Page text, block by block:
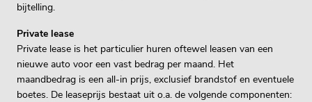
bijtelling.
Private lease
Private lease is het particulier huren oftewel leasen van een
nieuwe auto voor een vast bedrag per maand. Het
maandbedrag is een all-in prijs, exclusief brandstof en eventuele
boetes. De leaseprijs bestaat uit o.a. de volgende componenten: